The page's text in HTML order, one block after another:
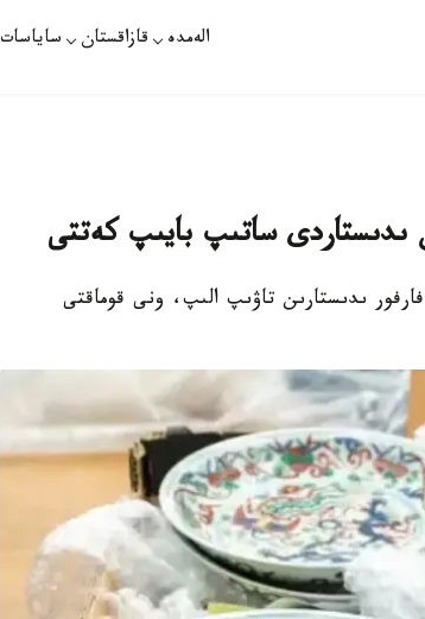
الەمدە قازاقستان ساياسات
ىدىستاردى ساتىپ بايىپ كەتتى
ىدىستارىن تاۋىپ الىپ، ونى قوماقتى